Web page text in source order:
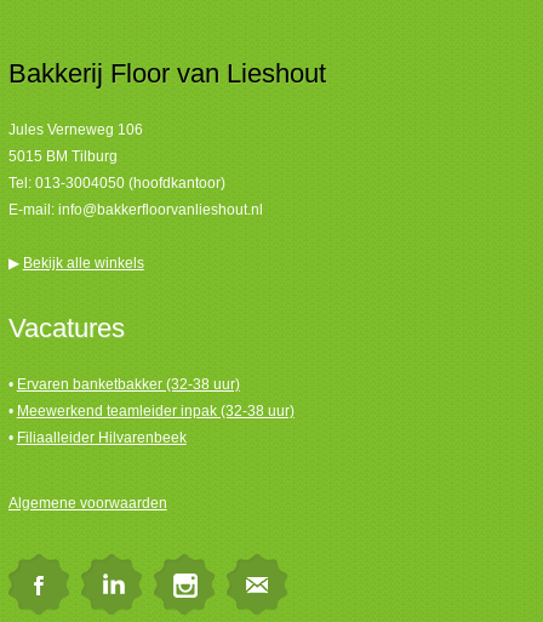
Bakkerij Floor van Lieshout
Jules Verneweg 106
5015 BM Tilburg
Tel: 013-3004050 (hoofdkantoor)
E-mail: info@bakkerfloorvanlieshout.nl
▶ Bekijk alle winkels
Vacatures
• Ervaren banketbakker (32-38 uur)
• Meewerkend teamleider inpak (32-38 uur)
• Filiaalleider Hilvarenbeek
Algemene voorwaarden